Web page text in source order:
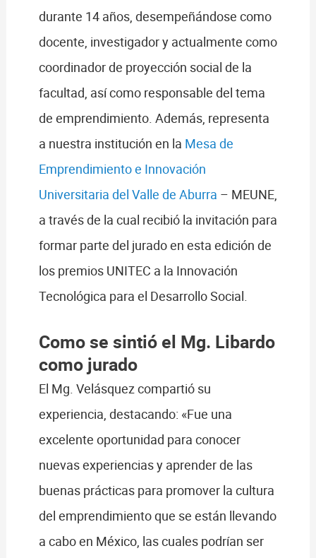
durante 14 años, desempeñándose como
docente, investigador y actualmente como
coordinador de proyección social de la
facultad, así como responsable del tema
de emprendimiento. Además, representa
a nuestra institución en la Mesa de
Emprendimiento e Innovación
Universitaria del Valle de Aburra – MEUNE,
a través de la cual recibió la invitación para
formar parte del jurado en esta edición de
los premios UNITEC a la Innovación
Tecnológica para el Desarrollo Social.
Como se sintió el Mg. Libardo
como jurado
El Mg. Velásquez compartió su
experiencia, destacando: «Fue una
excelente oportunidad para conocer
nuevas experiencias y aprender de las
buenas prácticas para promover la cultura
del emprendimiento que se están llevando
a cabo en México, las cuales podrían ser